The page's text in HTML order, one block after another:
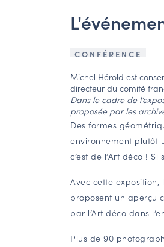
CONFÉRENCE
Michel Hérold est
directeur du comité
Dans le cadre de
proposée par les
Des formes
environnement plutôt
c’est de l’Art déco !
Avec cette
proposent un aperçu
par l’Art déco dans
Plus de 90